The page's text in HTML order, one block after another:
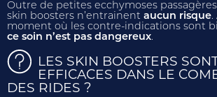
Outre de petites ecchymoses
skin boosters n’entrainent aucun risque.
moment où les contre-indications sont
ce soin n’est pas dangereux.
LES SKIN BOOSTERS
EFFICACES DANS LE
DES RIDES ?